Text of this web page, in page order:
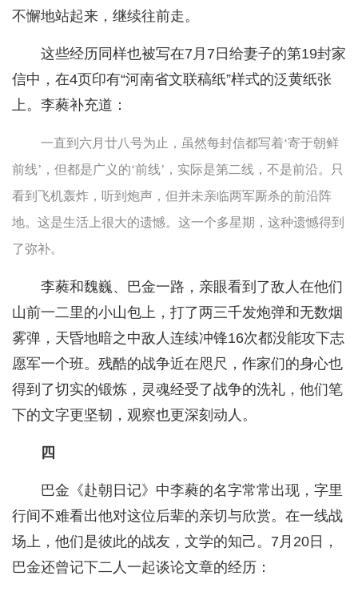
不懈地站起来，继续往前走。
这些经历同样也被写在7月7日给妻子的第19封家
信中，在4页印有“河南省文联稿纸”样式的泛黄纸张
上。李蕤补充道：
一直到六月廿八号为止，虽然每封信都写着‘寄于朝鲜
前线’，但都是广义的‘前线’，实际是第二线，不是前沿。只
看到飞机轰炸，听到炮声，但并未亲临两军厮杀的前沿阵
地。这是生活上很大的遗憾。这一个多星期，这种遗憾得到
了弥补。
李蕤和魏巍、巴金一路，亲眼看到了敌人在他们
山前一二里的小山包上，打了两三千发炮弹和无数烟
雾弹，天昏地暗之中敌人连续冲锋16次都没能攻下志
愿军一个班。残酷的战争近在咫尺，作家们的身心也
得到了切实的锻炼，灵魂经受了战争的洗礼，他们笔
下的文字更坚韧，观察也更深刻动人。
四
巴金《赴朝日记》中李蕤的名字常常出现，字里
行间不难看出他对这位后辈的亲切与欣赏。在一线战
场上，他们是彼此的战友，文学的知己。7月20日，
巴金还曾记下二人一起谈论文章的经历：